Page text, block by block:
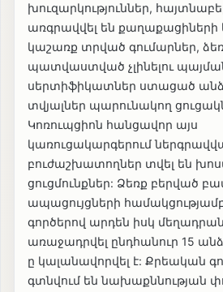
խուզարկություններ,
առգրավվել են քաղաքացիների
կաշառք տրված գումարներ,
պատվաստված չլինելու
սերտիֆիկատներ ստացած
տվյալներ պարունակող
Կոռուպցիոն հանցավոր այս
կառուցակարգերում
բուժաշխատողներ տվել են
ցուցմունքներ: Ձեռք բերված
ապացույցների
գործերով արդեն իսկ
առաջադրվել ընդհանուր 15
ը կալանավորվել է: Քրեական
գտնվում են նախաքննության